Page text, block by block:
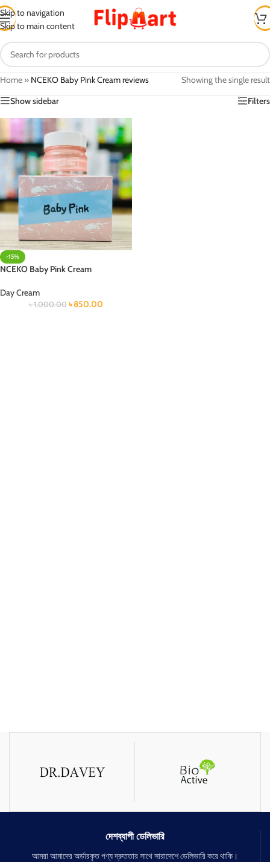
Skip to navigation
Skip to main content
Home » NCEKO Baby Pink Cream reviews
Showing the single result
Show sidebar
Filters
-15%
NCEKO Baby Pink Cream
Day Cream
৳1,000.00 ৳850.00
দেশব্যাপী ডেলিভারি
আমরা আমাদের অর্ডারকৃত পণ্য দ্রুততার সাথে সারাদেশে ডেলিভারি করে থাকি।